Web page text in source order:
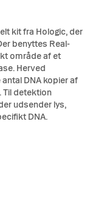
kit fra Hologic, der
benyttes Real-
område af et
Herved
DNA kopier af
detektion
udsender lys,
DNA.